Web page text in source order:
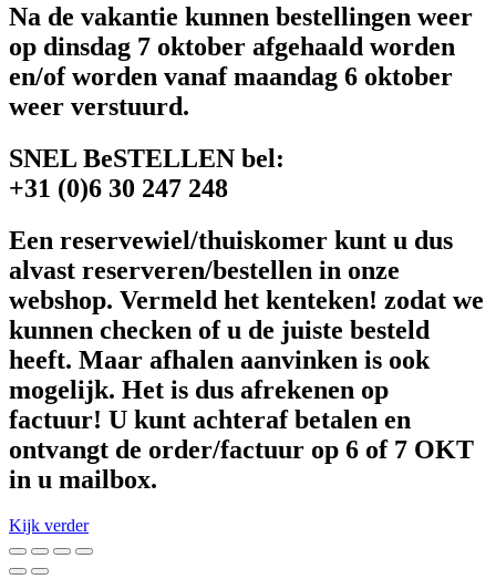
Na de vakantie kunnen bestellingen weer
op dinsdag 7 oktober afgehaald worden
en/of worden vanaf maandag 6 oktober
weer verstuurd.
SNEL BeSTELLEN bel:
+31 (0)6 30 247 248
Een reservewiel/thuiskomer kunt u dus
alvast reserveren/bestellen in onze
webshop. Vermeld het kenteken! zodat we
kunnen checken of u de juiste besteld
heeft. Maar afhalen aanvinken is ook
mogelijk. Het is dus afrekenen op
factuur! U kunt achteraf betalen en
ontvangt de order/factuur op 6 of 7 OKT
in u mailbox.
Kijk verder